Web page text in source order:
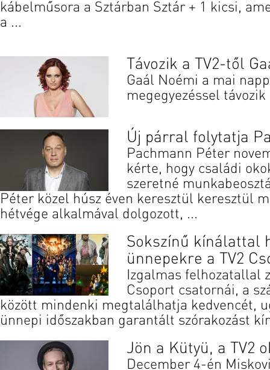
kábelműsora a Sztárban Sztár + 1 kicsi,
a ...
Távozik a TV2-től
Gaál Noémi a mai
megegyezéssel
Új párral folytatja
Pachmann Péter
kérte, hogy családi
szeretné
Péter közel húsz éven keresztül keresztül
hétvége alkalmával dolgozott, ...
Sokszínű kínálattal
ünnepekre a TV2
Izgalmas felhozatallal
Csoport csatornái, a
között mindenki megtalálhatja kedvencét,
ünnepi időszakban garantált szórakozást
Jön a Kütyü, a TV2
December 4-én